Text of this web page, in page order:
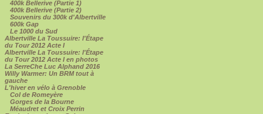
400k Bellerive (Partie 1)
400k Bellerive (Partie 2)
Souvenirs du 300k d'Albertville
600k Gap
Le 1000 du Sud
Albertville La Toussuire: l'Étape
du Tour 2012 Acte I
Albertville La Toussuire: l'Étape
du Tour 2012 Acte I en photos
La SerreChe Luc Alphand 2016
Willy Warmer: Un BRM tout à
gauche
L'hiver en vélo à Grenoble
Col de Romeyère
Gorges de la Bourne
Méaudret et Croix Perrin